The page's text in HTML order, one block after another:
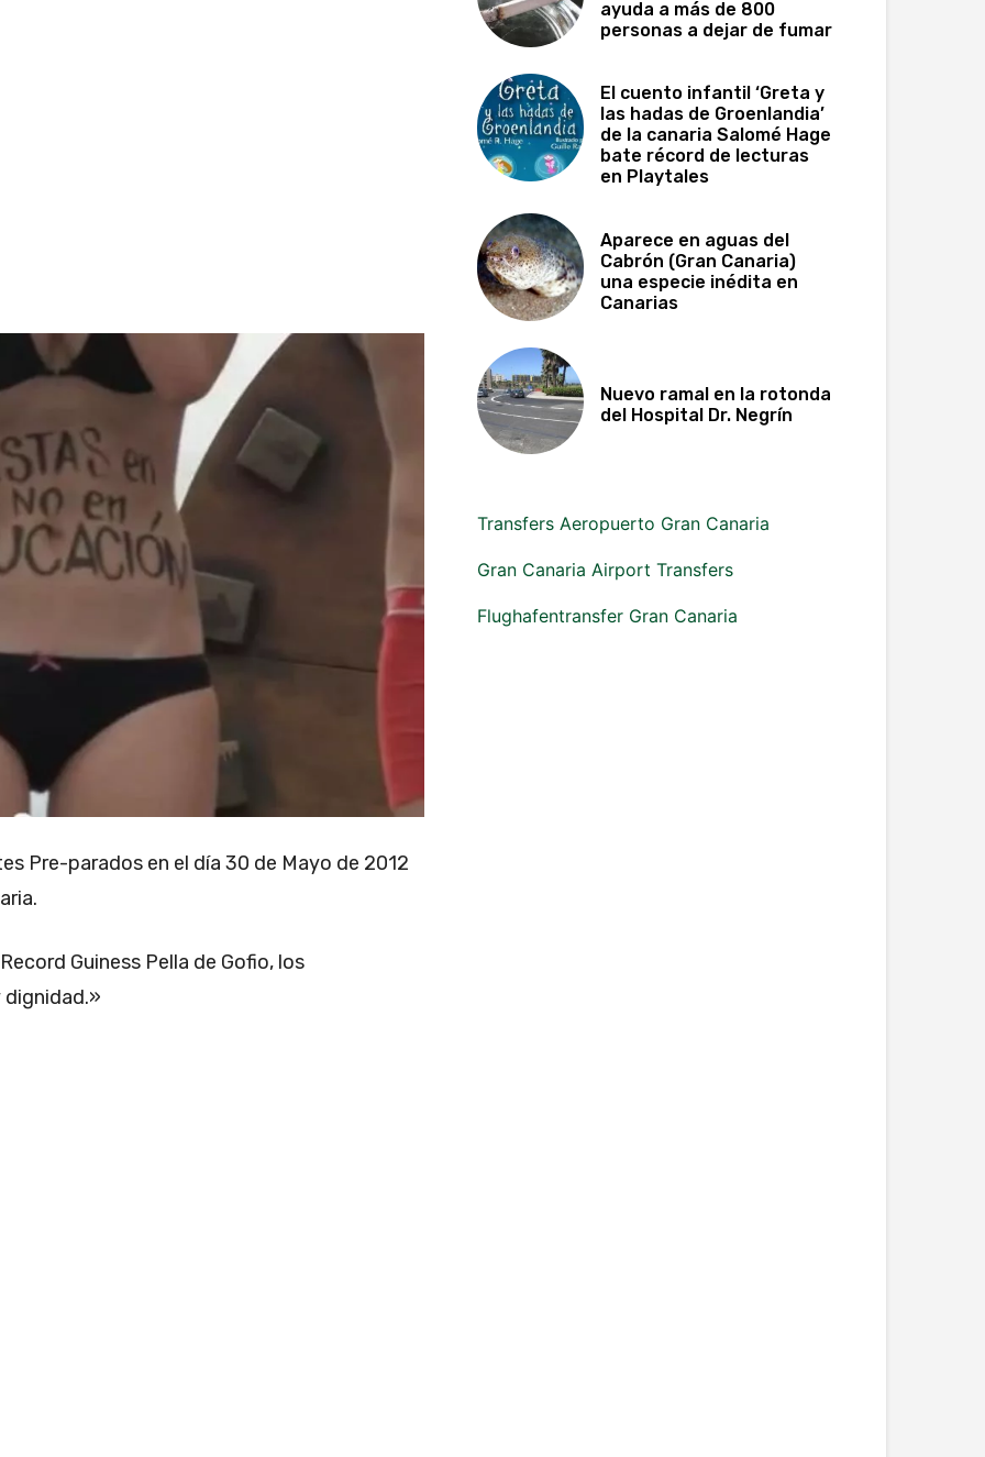
Pre-parados en el día 30 de Mayo de 2012
Guiness Pella de Gofio, los
ayuda a más de 800
personas a dejar de fumar
El cuento infantil ‘Greta y
las hadas de Groenlandia’
de la canaria Salomé Hage
bate récord de lecturas
en Playtales
Aparece en aguas del
Cabrón (Gran Canaria)
una especie inédita en
Canarias
Nuevo ramal en la rotonda
del Hospital Dr. Negrín
Transfers Aeropuerto Gran Canaria
Gran Canaria Airport Transfers
Flughafentransfer Gran Canaria